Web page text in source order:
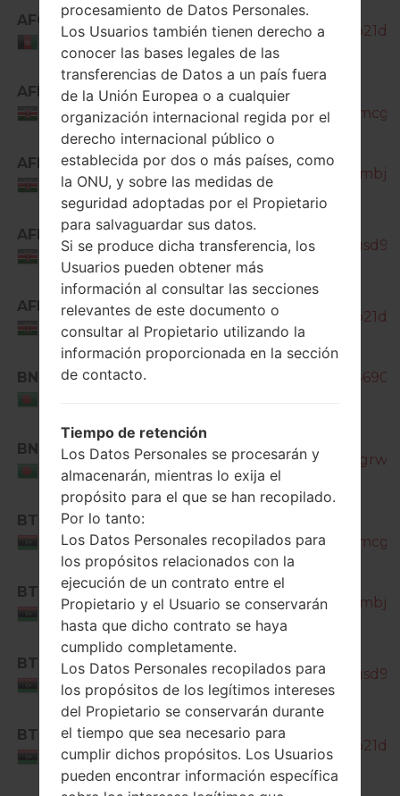
AFG
Afghanistan
SM-
AFR
Kenya
SM-
AFR
Kenya
AFR
Kenya
SM-
AFR
Kenya
SM-
BNG
SM-
BNG
Bangladesh
SM-
BTC
Libya
SM-
BTC
Libya
SM-
BTC
Libya
SM-
BTC
Libya
SM-
procesamiento de Datos Personales.
Los Usuarios también tienen derecho a
conocer las bases legales de las
transferencias de Datos a un país fuera
de la Unión Europea o a cualquier
organización internacional regida por el
derecho internacional público o
establecida por dos o más países, como
la ONU, y sobre las medidas de
seguridad adoptadas por el Propietario
para salvaguardar sus datos.
Si se produce dicha transferencia, los
Usuarios pueden obtener más
información al consultar las secciones
relevantes de este documento o
consultar al Propietario utilizando la
información proporcionada en la sección
de contacto.
Tiempo de retención
Los Datos Personales se procesarán y
almacenarán, mientras lo exija el
propósito para el que se han recopilado.
Por lo tanto:
Los Datos Personales recopilados para
los propósitos relacionados con la
ejecución de un contrato entre el
Propietario y el Usuario se conservarán
hasta que dicho contrato se haya
cumplido completamente.
Los Datos Personales recopilados para
los propósitos de los legítimos intereses
del Propietario se conservarán durante
el tiempo que sea necesario para
cumplir dichos propósitos. Los Usuarios
pueden encontrar información específica